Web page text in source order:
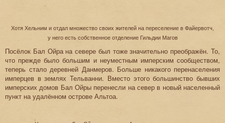
Хотя Хельним и отдал множество своих жителей на переселение в Файервотч,
у него есть собственное отделение Гильдии Магов
Посёлок Бал Ойра на севере был тоже значительно преображён. То,
что прежде было большим и неуместным имперским сообществом,
теперь стало деревней Данмеров. Больше никакого перенаселения
имперцев в землях Тельванни. Вместо этого большинство бывших
имперских домов Бал Ойры перенесли на север в новый населенный
пункт на удалённом острове Альтоа.